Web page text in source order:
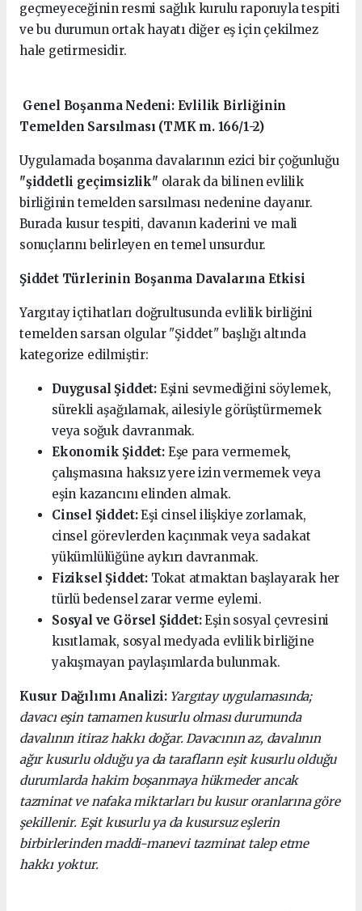
geçmeyeceğinin resmi sağlık kurulu raporuyla tespiti
ve bu durumun ortak hayatı diğer eş için çekilmez
hale getirmesidir.
Genel Boşanma Nedeni: Evlilik Birliğinin
Temelden Sarsılması (TMK m. 166/1-2)
Uygulamada boşanma davalarının ezici bir çoğunluğu
"şiddetli geçimsizlik" olarak da bilinen evlilik
birliğinin temelden sarsılması nedenine dayanır.
Burada kusur tespiti, davanın kaderini ve mali
sonuçlarını belirleyen en temel unsurdur.
Şiddet Türlerinin Boşanma Davalarına Etkisi
Yargıtay içtihatları doğrultusunda evlilik birliğini
temelden sarsan olgular "Şiddet" başlığı altında
kategorize edilmiştir:
Duygusal Şiddet:Eşini sevmediğini söylemek,
sürekli aşağılamak, ailesiyle görüştürmemek
veya soğuk davranmak.
Ekonomik Şiddet:Eşe para vermemek,
çalışmasına haksız yere izin vermemek veya
eşin kazancını elinden almak.
Cinsel Şiddet:Eşi cinsel ilişkiye zorlamak,
cinsel görevlerden kaçınmak veya sadakat
yükümlülüğüne aykırı davranmak.
Fiziksel Şiddet:Tokat atmaktan başlayarak her
türlü bedensel zarar verme eylemi.
Sosyal ve Görsel Şiddet:Eşin sosyal çevresini
kısıtlamak, sosyal medyada evlilik birliğine
yakışmayan paylaşımlarda bulunmak.
Kusur Dağılımı Analizi: Yargıtay uygulamasında;
davacı eşin tamamen kusurlu olması durumunda
davalının itiraz hakkı doğar. Davacının az, davalının
ağır kusurlu olduğu ya da tarafların eşit kusurlu olduğu
durumlarda hakim boşanmaya hükmeder ancak
tazminat ve nafaka miktarları bu kusur oranlarına göre
şekillenir. Eşit kusurlu ya da kusursuz eşlerin
birbirlerinden maddi-manevi tazminat talep etme
hakkı yoktur.